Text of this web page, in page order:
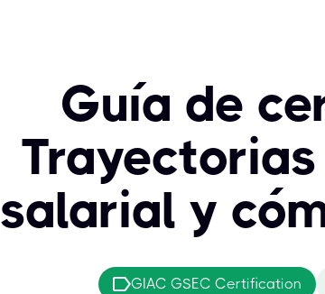
Guía de
salarial y
GIAC GSEC Certification